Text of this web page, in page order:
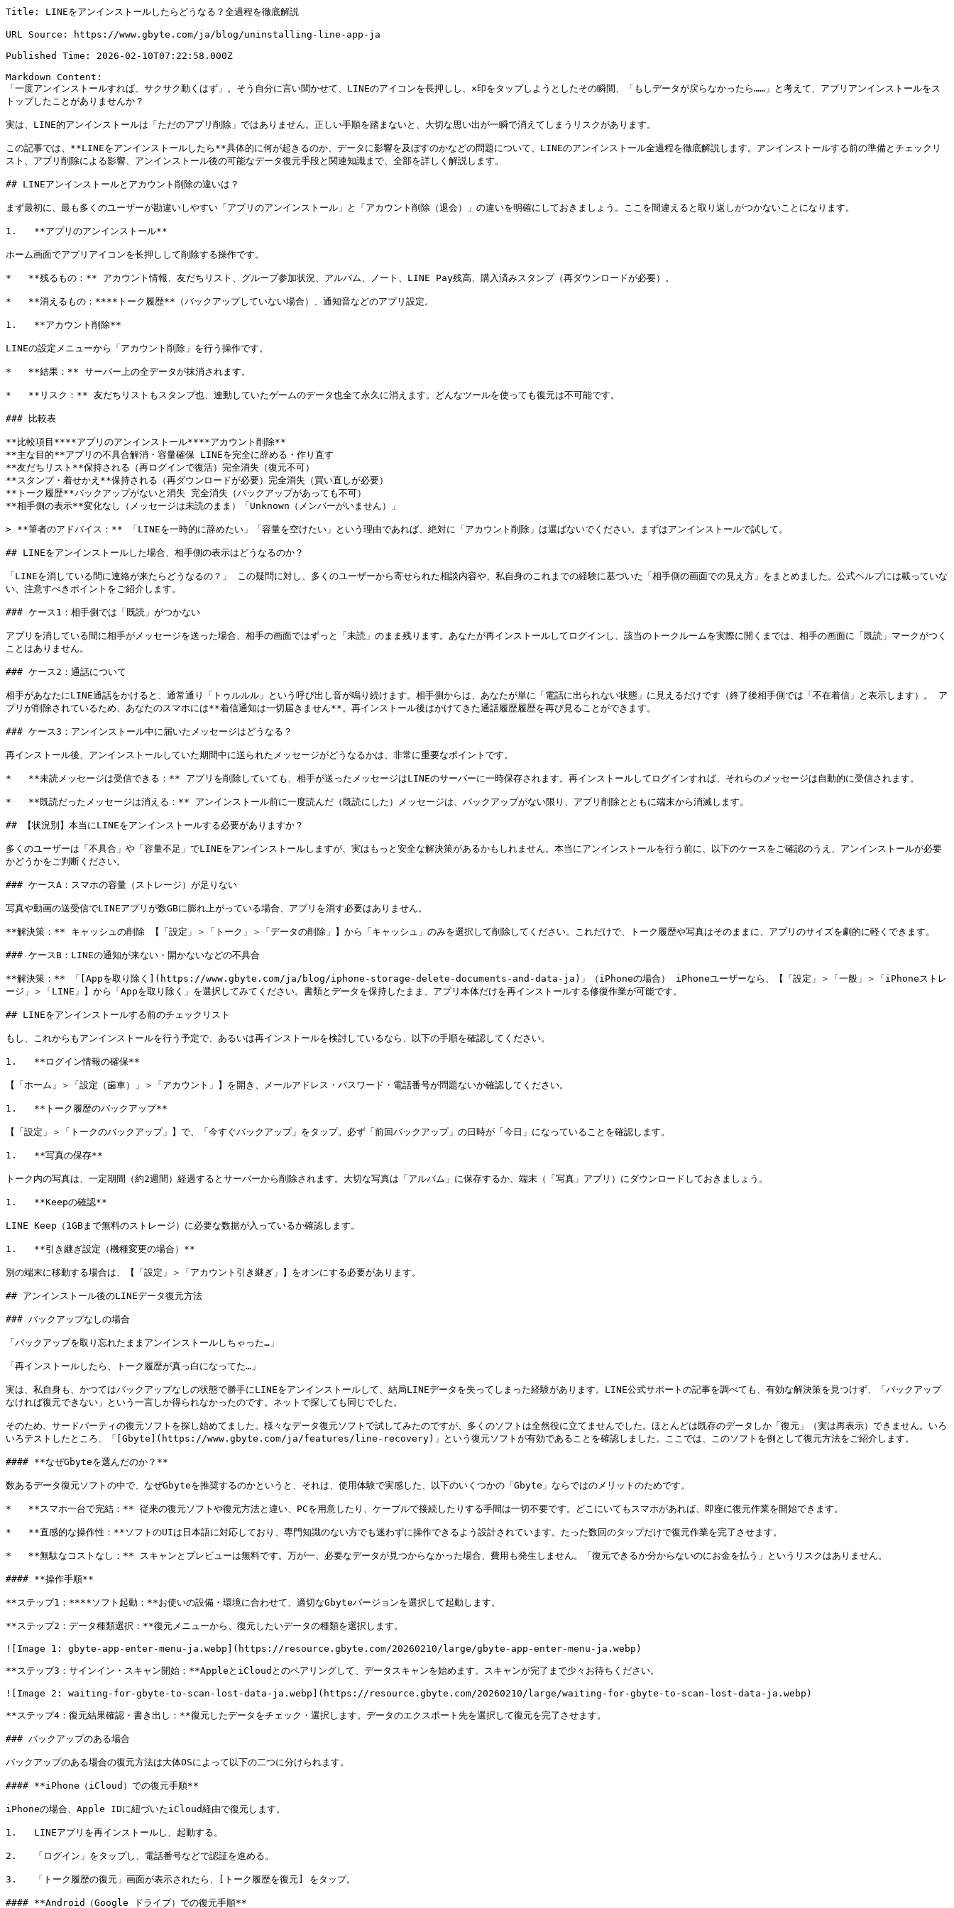
Title: LINEをアンインストールしたらどうなる？全過程を徹底解説
URL Source: https://www.gbyte.com/ja/blog/uninstalling-line-app-ja
Published Time: 2026-02-10T07:22:58.000Z
Markdown Content:
「一度アンインストールすれば、サクサク動くはず」。そう自分に言い聞かせて、LINEのアイコンを長押しし、×印をタップしようとしたその瞬間、「もしデータが戻らなかったら……」と考えて、アプリアンインストールをス
トップしたことがありませんか？
実は、LINE的アンインストールは「ただのアプリ削除」ではありません。正しい手順を踏まないと、大切な思い出が一瞬で消えてしまうリスクがあります。
この記事では、**LINEをアンインストールしたら**具体的に何が起きるのか、データに影響を及ぼすのかなどの問題について、LINEのアンインストール全過程を徹底解説します。アンインストールする前の準備とチェックリ
スト、アプリ削除による影響、アンインストール後の可能なデータ復元手段と関連知識まで、全部を詳しく解説します。
## LINEアンインストールとアカウント削除の違いは？
まず最初に、最も多くのユーザーが勘違いしやすい「アプリのアンインストール」と「アカウント削除（退会）」の違いを明確にしておきましょう。ここを間違えると取り返しがつかないことになります。
1.   **アプリのアンインストール**
ホーム画面でアプリアイコンを长押しして削除する操作です。
*   **残るもの：** アカウント情報、友だちリスト、グループ参加状況、アルバム、ノート、LINE Pay残高、購入済みスタンプ（再ダウンロードが必要）。
*   **消えるもの：****トーク履歴**（バックアップしていない場合）、通知音などのアプリ設定。
1.   **アカウント削除**
LINEの設定メニューから「アカウント削除」を行う操作です。
*   **結果：** サーバー上の全データが抹消されます。
*   **リスク：** 友だちリストもスタンプ也、連動していたゲームのデータ也全て永久に消えます。どんなツールを使っても復元は不可能です。
### 比較表
**比較項目****アプリのアンインストール****アカウント削除**
**主な目的**アプリの不具合解消・容量確保 LINEを完全に辞める・作り直す
**友だちリスト**保持される（再ログインで復活）完全消失（復元不可）
**スタンプ・着せかえ**保持される（再ダウンロードが必要）完全消失（買い直しが必要）
**トーク履歴**バックアップがないと消失 完全消失（バックアップがあっても不可）
**相手側の表示**変化なし（メッセージは未読のまま）「Unknown（メンバーがいません）」
> **筆者のアドバイス：** 「LINEを一時的に辞めたい」「容量を空けたい」という理由であれば、絶対に「アカウント削除」は選ばないでください。まずはアンインストールで試して。
## LINEをアンインストールした場合、相手側の表示はどうなるのか？
「LINEを消している間に連絡が来たらどうなるの？」 この疑問に対し、多くのユーザーから寄せられた相談内容や、私自身のこれまでの経験に基づいた「相手側の画面での見え方」をまとめました。公式ヘルプには載っていな
い、注意すべきポイントをご紹介します。
### ケース1：相手側では「既読」がつかない
アプリを消している間に相手がメッセージを送った場合、相手の画面ではずっと「未読」のまま残ります。あなたが再インストールしてログインし、該当のトークルームを実際に開くまでは、相手の画面に「既読」マークがつく
ことはありません。
### ケース2：通話について
相手があなたにLINE通話をかけると、通常通り「トゥルルル」という呼び出し音が鳴り続けます。相手側からは、あなたが単に「電話に出られない状態」に見えるだけです（終了後相手側では「不在着信」と表示します）。 ア
プリが削除されているため、あなたのスマホには**着信通知は一切届きません**。再インストール後はかけてきた通話履歴履歴を再び見ることができます。
### ケース3：アンインストール中に届いたメッセージはどうなる？
再インストール後、アンインストールしていた期間中に送られたメッセージがどうなるかは、非常に重要なポイントです。
*   **未読メッセージは受信できる：** アプリを削除していても、相手が送ったメッセージはLINEのサーバーに一時保存されます。再インストールしてログインすれば、それらのメッセージは自動的に受信されます。
*   **既読だったメッセージは消える：** アンインストール前に一度読んだ（既読にした）メッセージは、バックアップがない限り、アプリ削除とともに端末から消滅します。
## 【状況別】本当にLINEをアンインストールする必要がありますか？
多くのユーザーは「不具合」や「容量不足」でLINEをアンインストールしますが、実はもっと安全な解決策があるかもしれません。本当にアンインストールを行う前に、以下のケースをご確認のうえ、アンインストールが必要
かどうかをご判断ください。
### ケースA：スマホの容量（ストレージ）が足りない
写真や動画の送受信でLINEアプリが数GBに膨れ上がっている場合、アプリを消す必要はありません。
**解決策：** キャッシュの削除 【「設定」＞「トーク」＞「データの削除」】から「キャッシュ」のみを選択して削除してください。これだけで、トーク履歴や写真はそのままに、アプリのサイズを劇的に軽くできます。
### ケースB：LINEの通知が来ない・開かないなどの不具合
**解決策：** 「[Appを取り除く](https://www.gbyte.com/ja/blog/iphone-storage-delete-documents-and-data-ja)」（iPhoneの場合） iPhoneユーザーなら、【「設定」＞「一般」＞「iPhoneストレ
ージ」＞「LINE」】から「Appを取り除く」を選択してみてください。書類とデータを保持したまま、アプリ本体だけを再インストールする修復作業が可能です。
## LINEをアンインストールする前のチェックリスト
もし、これからもアンインストールを行う予定で、あるいは再インストールを検討しているなら、以下の手順を確認してください。
1.   **ログイン情報の確保**
【「ホーム」＞「設定（歯車）」＞「アカウント」】を開き、メールアドレス・パスワード・電話番号が問題ないか確認してください。
1.   **トーク履歴のバックアップ**
【「設定」＞「トークのバックアップ」】で、「今すぐバックアップ」をタップ。必ず「前回バックアップ」の日時が「今日」になっていることを確認します。
1.   **写真の保存**
トーク内の写真は、一定期間（約2週間）経過するとサーバーから削除されます。大切な写真は「アルバム」に保存するか、端末（「写真」アプリ）にダウンロードしておきましょう。
1.   **Keepの確認**
LINE Keep（1GBまで無料のストレージ）に必要な数据が入っているか確認します。
1.   **引き継ぎ設定（機種変更の場合）**
別の端末に移動する場合は、【「設定」＞「アカウント引き継ぎ」】をオンにする必要があります。
## アンインストール後のLINEデータ復元方法
### バックアップなしの場合
「バックアップを取り忘れたままアンインストールしちゃった…」
「再インストールしたら、トーク履歴が真っ白になってた…」
実は、私自身も、かつてはバックアップなしの状態で勝手にLINEをアンインストールして、結局LINEデータを失ってしまった経験があります。LINE公式サポートの記事を調べても、有効な解決策を見つけず、「バックアップ
なければ復元できない」という一言しか得られなかったのです。ネットで探しても同じでした。
そのため、サードパーティの復元ソフトを探し始めてました。様々なデータ復元ソフトで試してみたのですが、多くのソフトは全然役に立てませんでした。ほとんどは既存のデータしか「復元」（実は再表示）できません。いろ
いろテストしたところ、「[Gbyte](https://www.gbyte.com/ja/features/line-recovery)」という復元ソフトが有効であることを確認しました。ここでは、このソフトを例として復元方法をご紹介します。
#### **なぜGbyteを選んだのか？**
数あるデータ復元ソフトの中で、なぜGbyteを推奨するのかというと、それは、使用体験で実感した、以下のいくつかの「Gbyte」ならではのメリットのためです。
*   **スマホ一台で完結：** 従来の復元ソフトや復元方法と違い、PCを用意したり、ケーブルで接続したりする手間は一切不要です。どこにいてもスマホがあれば、即座に復元作業を開始できます。
*   **直感的な操作性：**ソフトのUIは日本語に対応しており、専門知識のない方でも迷わずに操作できるよう設計されています。たった数回のタップだけで復元作業を完了させます。
*   **無駄なコストなし：** スキャンとプレビューは無料です。万が一、必要なデータが見つからなかった場合、費用も発生しません。「復元できるか分からないのにお金を払う」というリスクはありません。
#### **操作手順**
**ステップ1：****ソフト起動：**お使いの設備・環境に合わせて、適切なGbyteバージョンを選択して起動します。
**ステップ2：データ種類選択：**復元メニューから、復元したいデータの種類を選択します。
![Image 1: gbyte-app-enter-menu-ja.webp](https://resource.gbyte.com/20260210/large/gbyte-app-enter-menu-ja.webp)
**ステップ3：サインイン・スキャン開始：**AppleとiCloudとのペアリングして、データスキャンを始めます。スキャンが完了まで少々お待ちください。
![Image 2: waiting-for-gbyte-to-scan-lost-data-ja.webp](https://resource.gbyte.com/20260210/large/waiting-for-gbyte-to-scan-lost-data-ja.webp)
**ステップ4：復元結果確認・書き出し：**復元したデータをチェック・選択します。データのエクスポート先を選択して復元を完了させます。
### バックアップのある場合
バックアップのある場合の復元方法は大体OSによって以下の二つに分けられます。
#### **iPhone（iCloud）での復元手順**
iPhoneの場合、Apple IDに紐づいたiCloud経由で復元します。
1.   LINEアプリを再インストールし、起動する。
2.   「ログイン」をタップし、電話番号などで認証を進める。
3.   「トーク履歴の復元」画面が表示されたら、[トーク履歴を復元] をタップ。
#### **Android（Google ドライブ）での復元手順**